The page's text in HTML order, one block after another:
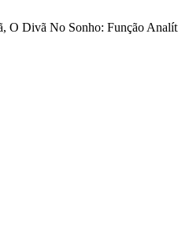
O Divã No Sonho: Função